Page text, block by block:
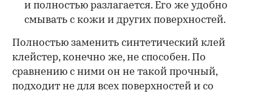
и полностью разлагается. Его же удобно
смывать с кожи и других поверхностей.
Полностью заменить синтетический клей
клейстер, конечно же, не способен. По
сравнению с ними он не такой прочный,
подходит не для всех поверхностей и со